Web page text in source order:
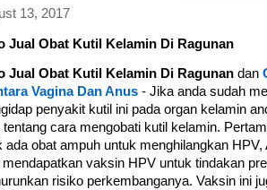
13, 2017
Jual Obat Kutil Kelamin Di Ragunan
Jual Obat Kutil Kelamin Di Ragunandan
Vagina Dan Anus- Jika anda sudah
penyakit kutil ini pada organ kelamin
tentang cara mengobati kutil kelamin.
ada obat ampuh untuk menghilangkan
mendapatkan vaksin HPV untuk tindakan
risiko perkembanganya. Vaksin ini